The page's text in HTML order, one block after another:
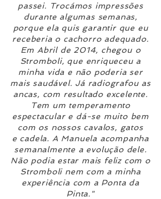
passei. Trocámos impressões
durante algumas semanas,
porque ela quis garantir que eu
receberia o cachorro adequado.
Em Abril de 2014, chegou o
Stromboli, que enriqueceu a
minha vida e não poderia ser
mais saudável. Já radiografou as
ancas, com resultado excelente.
Tem um temperamento
espectacular e dá-se muito bem
com os nossos cavalos, gatos
e cadela. A Manuela acompanha
semanalmente a evolução dele.
Não podia estar mais feliz com o
Stromboli nem com a minha
experiência com a Ponta da
Pinta."